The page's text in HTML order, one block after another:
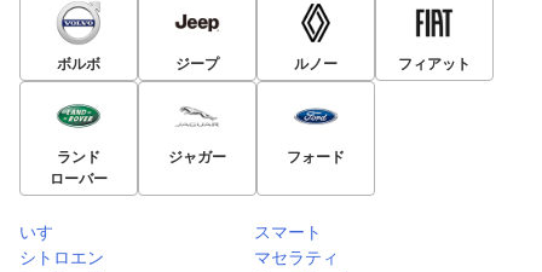
ボルボ ジープ ルノー フィアット
ランド
ローバー
ジャガー フォード
いすゞ
スマート
シトロエン
マセラティ